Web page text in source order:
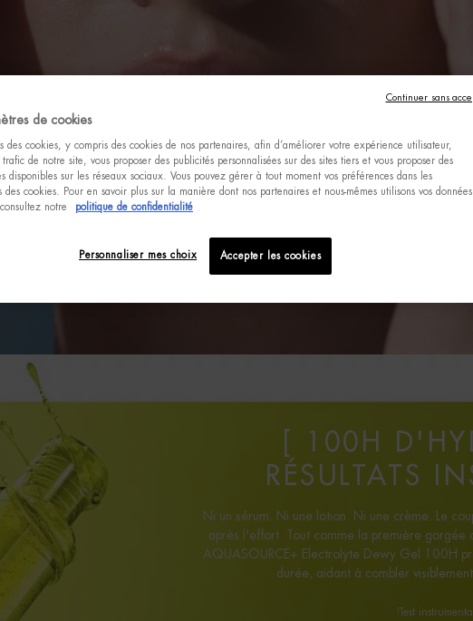
[ 100H
RÉSULTATS
Ni un sérum. Ni une lotion. Ni une crème. Le
après l'effort. Tout comme la première gorgée
AQUASOURCE+ Electrolyte Dewy Gel 100H
durée, aidant à combler
¹Test
de cookies
des cookies, y compris des cookies de nos partenaires, afin d’améliorer votre expérience utilisateur,
trafic de notre site, vous proposer des publicités personnalisées sur des sites tiers et vous proposer des
disponibles sur les réseaux sociaux. Vous pouvez gérer à tout moment vos préférences dans les
des cookies. Pour en savoir plus sur la manière dont nos partenaires et nous-mêmes utilisons vos données
notre
politique de confidentialité
Accepter les cookies
Personnaliser mes choix
Continuer sans